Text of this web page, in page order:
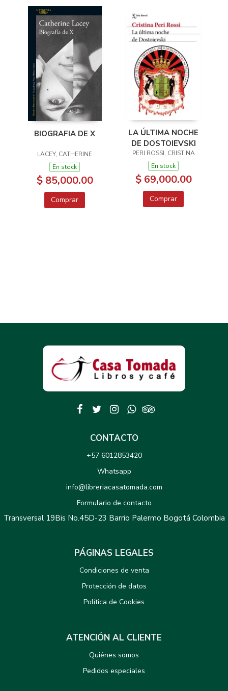
BIOGRAFIA DE X
LACEY, CATHERINE
En stock
$ 85,000.00
Comprar
LA ÚLTIMA NOCHE
DE DOSTOIEVSKI
PERI ROSSI, CRISTINA
En stock
$ 69,000.00
Comprar
CONTACTO
+57 6012853420
Whatsapp
info@libreriacasatomada.com
Formulario de contacto
Transversal 19Bis No.45D-23 Barrio Palermo Bogotá Colombia
PÁGINAS LEGALES
Condiciones de venta
Protección de datos
Política de Cookies
ATENCIÓN AL CLIENTE
Quiénes somos
Pedidos especiales